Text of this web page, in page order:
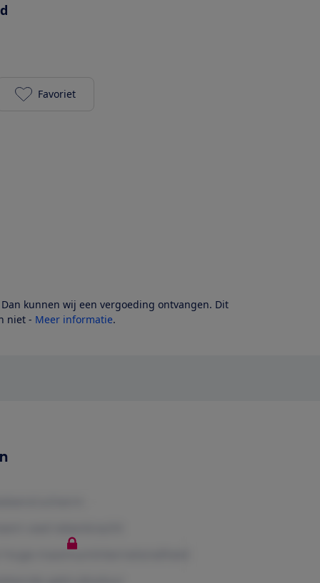
Garmin Lily 2 Active - Zilverkleurig / Purple
Favoriet
kunnen wij een vergoeding ontvangen. Dit
niet - Meer informatie.